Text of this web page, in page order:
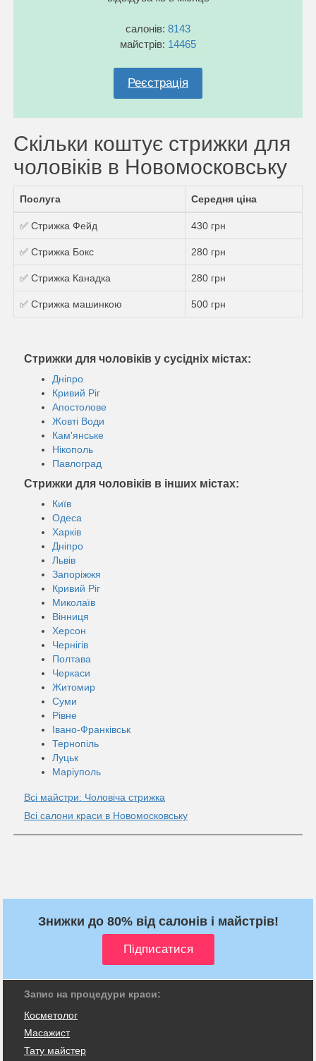
салонів: 8143
майстрів: 14465
Реєстрація
Скільки коштує стрижки для
чоловіків в Новомосковську
Послуга Середня ціна
✅ Стрижка Фейд 430 грн
✅ Стрижка Бокс 280 грн
✅ Стрижка Канадка 280 грн
✅ Стрижка машинкою 500 грн
Стрижки для чоловіків у сусідніх містах:
Дніпро
Кривий Ріг
Апостолове
Жовті Води
Кам'янське
Нікополь
Павлоград
Стрижки для чоловіків в інших містах:
Київ
Одеса
Харків
Дніпро
Львів
Запоріжжя
Кривий Ріг
Миколаїв
Вінниця
Херсон
Чернігів
Полтава
Черкаси
Житомир
Суми
Рівне
Івано-Франківськ
Тернопіль
Луцьк
Маріуполь
Всі майстри: Чоловіча стрижка
Всі салони краси в Новомосковську
Знижки до 80% від салонів і майстрів!
Запис на процедури краси:
Косметолог
Масажист
Тату майстер